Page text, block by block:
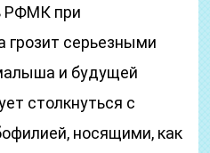
РФМК при
грозит серьезными
и будущей
столкнуться с
носящими, как